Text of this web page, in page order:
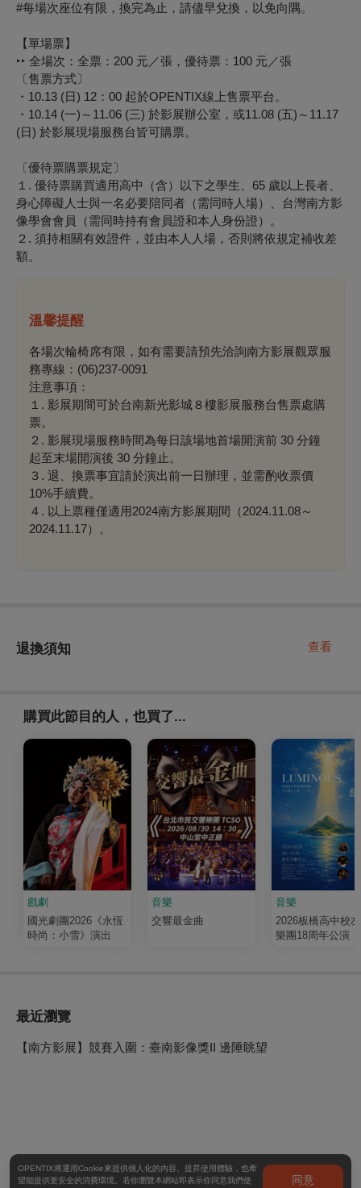
#每場次座位有限，換完為止，請儘早兌換，以免向隅。
【單場票】
‣‣ 全場次：全票：200 元／張，優待票：100 元／張
〔售票方式〕
・10.13 (日) 12：00 起於OPENTIX線上售票平台。
・10.14 (一)～11.06 (三) 於影展辦公室，或11.08 (五)～11.17
(日) 於影展現場服務台皆可購票。
〔優待票購票規定〕
１. 優待票購買適用高中（含）以下之學生、65 歲以上長者、
身心障礙人士與一名必要陪同者（需同時人場）、台灣南方影
像學會會員（需同時持有會員證和本人身份證）。
２. 須持相關有效證件，並由本人人場，否則將依規定補收差
額。
溫馨提醒
各場次輪椅席有限，如有需要請預先洽詢南方影展觀眾服
務專線：(06)237-0091
注意事項：
１. 影展期間可於台南新光影城８樓影展服務台售票處購
票。
２. 影展現場服務時間為每日該場地首場開演前 30 分鐘
起至末場開演後 30 分鐘止。
３. 退、換票事宜請於演出前一日辦理，並需酌收票價
10%手續費。
４. 以上票種僅適用2024南方影展期間（2024.11.08～
2024.11.17）。
退換須知 查看
購買此節目的人，也買了...
戲劇
國光劇團2026《永恆
時尚：小雪》演出
音樂
交響最金曲
音樂
2026板橋高中校
樂團18周年公演
最近瀏覽
【南方影展】競賽入圍：臺南影像獎II 邊陲眺望
OPENTIX將運用Cookie來提供個人化的內容、提昇使用體驗，也希
望能提供更安全的消費環境。若你瀏覽本網站即表示你同意我們使
同意